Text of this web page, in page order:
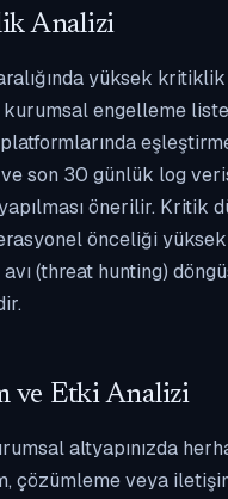
Analizi
yüksek
engelleme
ve son 30 günlük log
önerilir. Kritik
önceliği
(threat hunting)
ve Etki Analizi
altyapınızda
çözümleme veya